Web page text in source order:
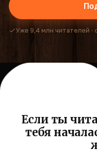
Уже 9,4 млн читателей ·
Если ты
тебя